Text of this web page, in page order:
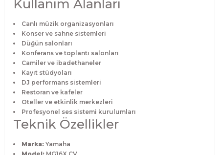
Kullanım Alanları
Canlı müzik organizasyonları
Konser ve sahne sistemleri
Düğün salonları
Konferans ve toplantı salonları
Camiler ve ibadethaneler
Kayıt stüdyoları
DJ performans sistemleri
Restoran ve kafeler
Oteller ve etkinlik merkezleri
Profesyonel ses sistemi kurulumları
Teknik Özellikler
Marka: Yamaha